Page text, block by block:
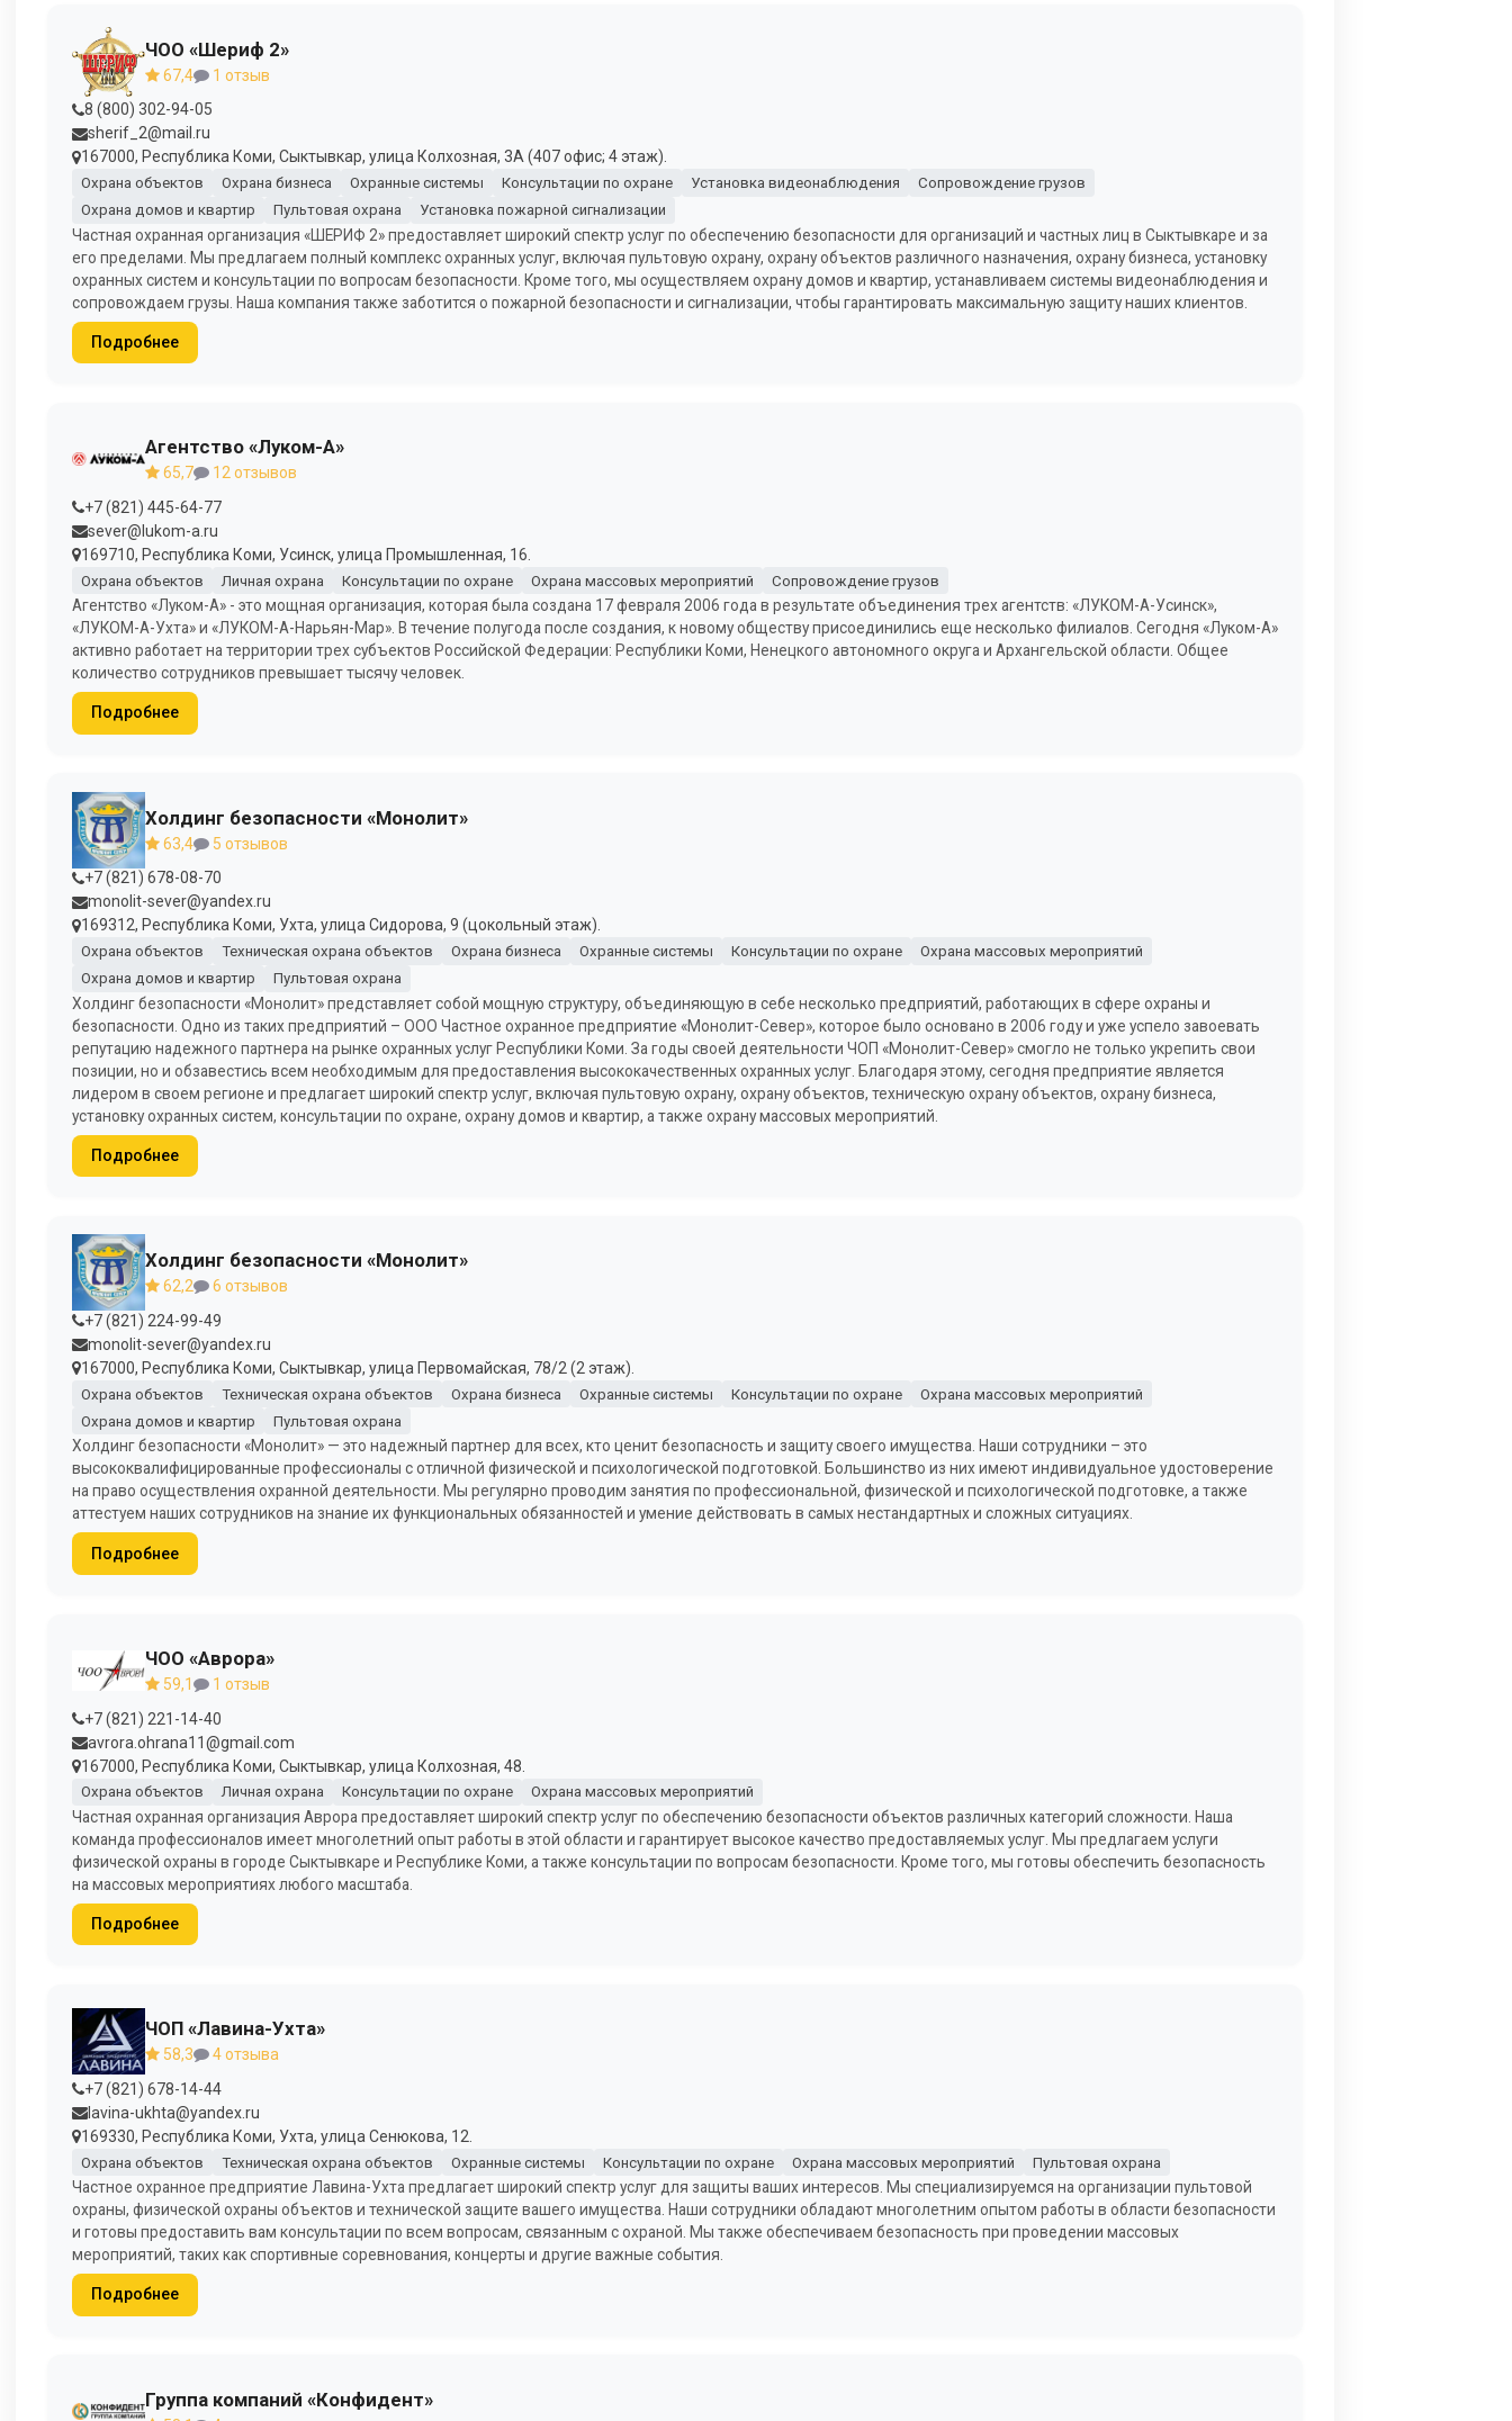
ЧОО «Шериф 2»
67,4
1 отзыв
8 (800) 302-94-05
sherif_2@mail.ru
167000, Республика Коми, Сыктывкар, улица Колхозная, 3А (407 офис; 4 этаж).
Охрана объектов Охрана бизнеса Охранные системы Консультации по охране Установка видеонаблюдения
Сопровождение грузов
Охрана домов и квартир
Пультовая охрана Установка пожарной сигнализации
Частная охранная организация «ШЕРИФ 2» предоставляет широкий спектр услуг по обеспечению безопасности для организаций и частных лиц в Сыктывкаре и за
его пределами. Мы предлагаем полный комплекс охранных услуг, включая пультовую охрану, охрану объектов различного назначения, охрану бизнеса, установку
охранных систем и консультации по вопросам безопасности. Кроме того, мы осуществляем охрану домов и квартир, устанавливаем системы видеонаблюдения и
сопровождаем грузы. Наша компания также заботится о пожарной безопасности и сигнализации, чтобы гарантировать максимальную защиту наших клиентов.
Подробнее
Агентство «Луком-А»
65,7
12 отзывов
+7 (821) 445-64-77
sever@lukom-a.ru
169710, Республика Коми, Усинск, улица Промышленная, 16.
Охрана объектов Личная охрана Консультации по охране Охрана массовых мероприятий Сопровождение грузов
Агентство «Луком-А» - это мощная организация, которая была создана 17 февраля 2006 года в результате объединения трех агентств: «ЛУКОМ-А-Усинск»,
«ЛУКОМ-А-Ухта» и «ЛУКОМ-А-Нарьян-Мар». В течение полугода после создания, к новому обществу присоединились еще несколько филиалов. Сегодня «Луком-А»
активно работает на территории трех субъектов Российской Федерации: Республики Коми, Ненецкого автономного округа и Архангельской области. Общее
количество сотрудников превышает тысячу человек.
Подробнее
Холдинг безопасности «Монолит»
63,4
5 отзывов
+7 (821) 678-08-70
monolit-sever@yandex.ru
169312, Республика Коми, Ухта, улица Сидорова, 9 (цокольный этаж).
Охрана объектов Техническая охрана объектов Охрана бизнеса Охранные системы Консультации по охране
Охрана массовых мероприятий
Охрана домов и квартир
Пультовая охрана
Холдинг безопасности «Монолит» представляет собой мощную структуру, объединяющую в себе несколько предприятий, работающих в сфере охраны и
безопасности. Одно из таких предприятий – ООО Частное охранное предприятие «Монолит-Север», которое было основано в 2006 году и уже успело завоевать
репутацию надежного партнера на рынке охранных услуг Республики Коми. За годы своей деятельности ЧОП «Монолит-Север» смогло не только укрепить свои
позиции, но и обзавестись всем необходимым для предоставления высококачественных охранных услуг. Благодаря этому, сегодня предприятие является
лидером в своем регионе и предлагает широкий спектр услуг, включая пультовую охрану, охрану объектов, техническую охрану объектов, охрану бизнеса,
установку охранных систем, консультации по охране, охрану домов и квартир, а также охрану массовых мероприятий.
Подробнее
Холдинг безопасности «Монолит»
62,2
6 отзывов
+7 (821) 224-99-49
monolit-sever@yandex.ru
167000, Республика Коми, Сыктывкар, улица Первомайская, 78/2 (2 этаж).
Охрана объектов Техническая охрана объектов Охрана бизнеса Охранные системы Консультации по охране
Охрана массовых мероприятий
Охрана домов и квартир
Пультовая охрана
Холдинг безопасности «Монолит» — это надежный партнер для всех, кто ценит безопасность и защиту своего имущества. Наши сотрудники – это
высококвалифицированные профессионалы с отличной физической и психологической подготовкой. Большинство из них имеют индивидуальное удостоверение
на право осуществления охранной деятельности. Мы регулярно проводим занятия по профессиональной, физической и психологической подготовке, а также
аттестуем наших сотрудников на знание их функциональных обязанностей и умение действовать в самых нестандартных и сложных ситуациях.
Подробнее
ЧОО «Аврора»
59,1
1 отзыв
+7 (821) 221-14-40
avrora.ohrana11@gmail.com
167000, Республика Коми, Сыктывкар, улица Колхозная, 48.
Охрана объектов Личная охрана Консультации по охране Охрана массовых мероприятий
Частная охранная организация Аврора предоставляет широкий спектр услуг по обеспечению безопасности объектов различных категорий сложности. Наша
команда профессионалов имеет многолетний опыт работы в этой области и гарантирует высокое качество предоставляемых услуг. Мы предлагаем услуги
физической охраны в городе Сыктывкаре и Республике Коми, а также консультации по вопросам безопасности. Кроме того, мы готовы обеспечить безопасность
на массовых мероприятиях любого масштаба.
Подробнее
ЧОП «Лавина-Ухта»
58,3
4 отзыва
+7 (821) 678-14-44
lavina-ukhta@yandex.ru
169330, Республика Коми, Ухта, улица Сенюкова, 12.
Охрана объектов Техническая охрана объектов Охранные системы Консультации по охране Охрана массовых мероприятий Пультовая охрана
Частное охранное предприятие Лавина-Ухта предлагает широкий спектр услуг для защиты ваших интересов. Мы специализируемся на организации пультовой
охраны, физической охраны объектов и технической защите вашего имущества. Наши сотрудники обладают многолетним опытом работы в области безопасности
и готовы предоставить вам консультации по всем вопросам, связанным с охраной. Мы также обеспечиваем безопасность при проведении массовых
мероприятий, таких как спортивные соревнования, концерты и другие важные события.
Подробнее
Группа компаний «Конфидент»